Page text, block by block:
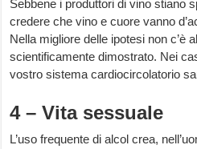
Sebbene i produttori di vino stiano
credere che vino e cuore vanno
Nella migliore delle ipotesi non c’è
scientificamente dimostrato. Nei
vostro sistema cardiocircolatorio
4 – Vita sessuale
L’uso frequente di alcol crea,